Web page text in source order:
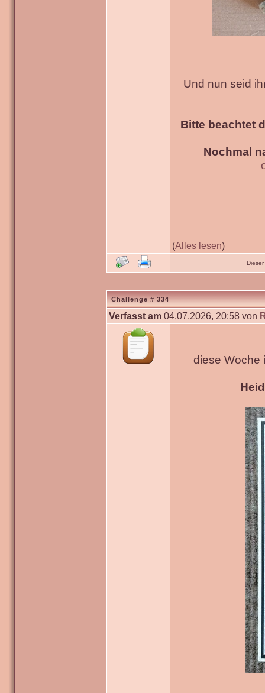
Und nun seid
Bitte beachtet
Nochmal
(Alles lesen)
Challenge # 334
Verfasst am 04.07.2026, 20:58 von
diese Woche